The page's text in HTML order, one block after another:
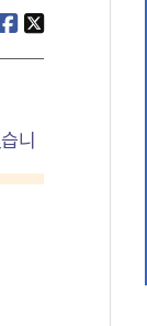
니